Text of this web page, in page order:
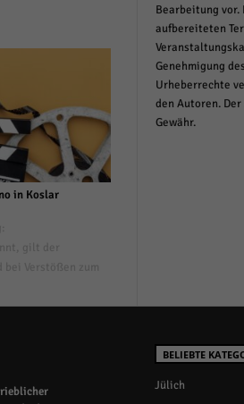
in Koslar
Bearbeitung vor.
aufbereiteten
Genehmigung
Urheberrechte
den Autoren.
Gewähr.
BELIEBTE
Jülich